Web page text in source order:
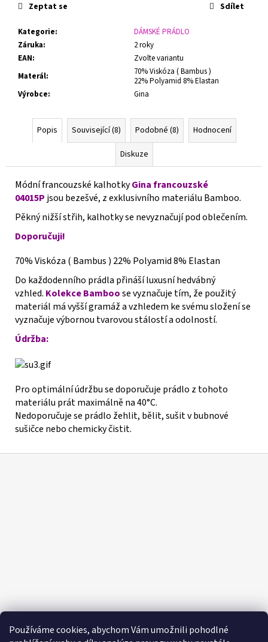
Používáme cookies, abychom Vám umožnili pohodlné
Kategorie:
DÁMSKÉ PRÁDLO
Záruka:
2 roky
EAN:
Zvolte variantu
Materál:
70% Viskóza ( Bambus )
22% Polyamid 8% Elastan
Výrobce: Gina
Zeptat se Sdílet
Popis Související (8) Podobné (8)
Hodnocení
Diskuze
Módní francouzské kalhotkyGina francouzské
04015Pjsou bezešvé, z exklusivního materiálu Bamboo.
Pěkný nižší střih, kalhotky se nevyznačují pod oblečením.
Doporučuji!
70% Viskóza ( Bambus ) 22% Polyamid 8% Elastan
Do každodenního prádla přináší luxusní hedvábný
vzhled. Kolekce Bamboose vyznačuje tím, že použitý
materiál má vyšší gramáž a vzhledem ke svému složení se
vyznačuje výbornou tvarovou stálostí a odolností.
Údržba:
Pro optimální údržbu se doporučuje prádlo z tohoto
materiálu prát maximálně na 40°C.
Nedoporučuje se prádlo žehlit, bělit, sušit v bubnové
sušičce nebo chemicky čistit.
VESTIS
56
360